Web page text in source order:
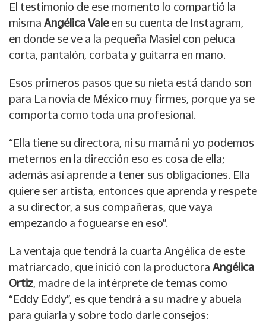
El testimonio de ese momento lo compartió la
misma Angélica Valeen su cuenta de Instagram,
en donde se ve a la pequeña Masiel con peluca
corta, pantalón, corbata y guitarra en mano.
Esos primeros pasos que su nieta está dando son
para La novia de México muy firmes, porque ya se
comporta como toda una profesional.
“Ella tiene su directora, ni su mamá ni yo podemos
meternos en la dirección eso es cosa de ella;
además así aprende a tener sus obligaciones. Ella
quiere ser artista, entonces que aprenda y respete
a su director, a sus compañeras, que vaya
empezando a foguearse en eso”.
La ventaja que tendrá la cuarta Angélica de este
matriarcado, que inició con la productora Angélica
Ortiz, madre de la intérprete de temas como
“Eddy Eddy”, es que tendrá a su madre y abuela
para guiarla y sobre todo darle consejos: